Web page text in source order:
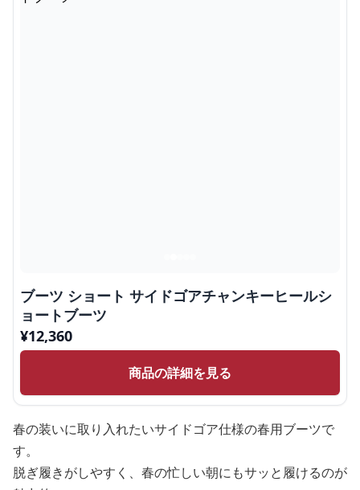
ブーツ ショート サイドゴアチャンキーヒールシ
ョートブーツ
¥12,360
商品の詳細を見る
春の装いに取り入れたいサイドゴア仕様の春用ブーツで
す。
脱ぎ履きがしやすく、春の忙しい朝にもサッと履けるのが